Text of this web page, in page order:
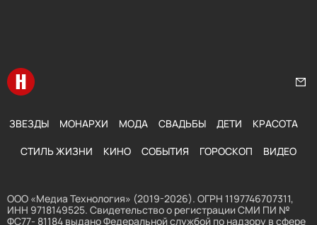
Перейти на главную
ЗВЕЗДЫ МОНАРХИ МОДА СВАДЬБЫ ДЕТИ КРАСОТА
СТИЛЬ ЖИЗНИ КИНО СОБЫТИЯ ГОРОСКОП ВИДЕО
ООО «Медиа Технология» (2019-2026). ОГРН 1197746707311,
ИНН 9718149525. Свидетельство о регистрации СМИ ПИ №
ФС77- 81184 выдано Федеральной службой по надзору в сфере